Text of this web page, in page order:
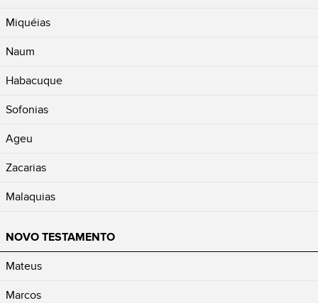
Miquéias
Naum
Habacuque
Sofonias
Ageu
Zacarias
Malaquias
NOVO TESTAMENTO
Mateus
Marcos